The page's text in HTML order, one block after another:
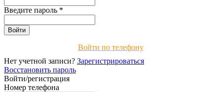
Введите пароль *
Войти по телефону
Нет учетной записи? Зарегистрироваться
Восстановить пароль
Войти/регистрация
Номер телефона